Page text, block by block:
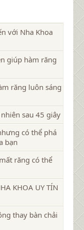
với Nha Khoa
giúp hàm răng
răng luôn sáng
sau 45 giây
có thể phá
bạn
răng có thể
KHOA UY TÍN
thay bàn chải